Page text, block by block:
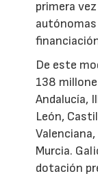
primera
autónomas
De este
138
Andalucía,
León,
Murcia.
dotación